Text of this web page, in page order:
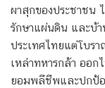
ผาสุกของประชาชน
รักษาแผ่นดิน และบ้า
ประเทศไทยแต่โบร
เหล่าทหารกล้า ออก
ยอมพลีชีพและปกป้อ